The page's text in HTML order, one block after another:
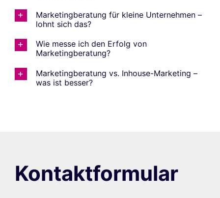
Marketingberatung für kleine Unternehmen –
lohnt sich das?
Wie messe ich den Erfolg von
Marketingberatung?
Marketingberatung vs. Inhouse-Marketing –
was ist besser?
Kontaktformular